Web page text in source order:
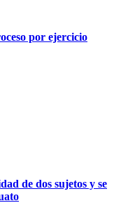
por ejercicio
de dos sujetos y se